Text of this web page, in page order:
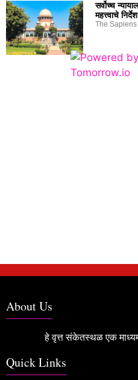
सर्वोच्च
महत्त्वाचे
The
About Us
हे वृत्त संकेतस्थळ एक
Quick Links